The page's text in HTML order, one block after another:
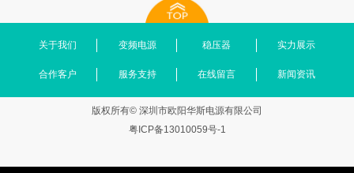
关于我们 变频电源 稳压器 实力展示
合作客户 服务支持 在线留言 新闻资讯
版权所有© 深圳市欧阳华斯电源有限公司
粤ICP备13010059号-1